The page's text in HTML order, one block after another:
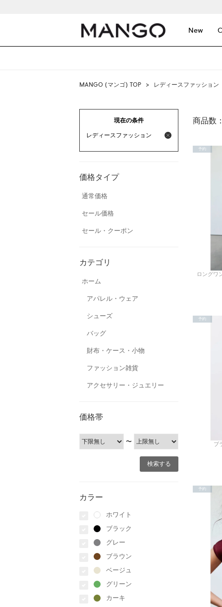
New
MANGO (マンゴ) TOP > レディースファッション
現在の条件
レディースファッション
価格タイプ
通常価格
セール価格
セール・クーポン
カテゴリ
ホーム
アパレル・ウェア
シューズ
バッグ
財布・ケース・小物
ファッション雑貨
アクセサリー・ジュエリー
価格帯
〜
カラー
ホワイト
ブラック
グレー
ブラウン
ベージュ
グリーン
カーキ
商品数：
ロングワ
予約
ブ
予約
予約